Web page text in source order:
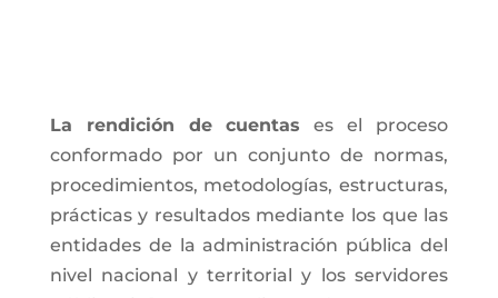
La rendición de cuentas es el proceso
conformado por un conjunto de normas,
procedimientos, metodologías, estructuras,
prácticas y resultados mediante los que las
entidades de la administración pública del
nivel nacional y territorial y los servidores